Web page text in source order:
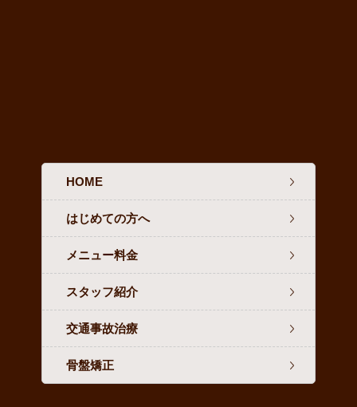
HOME
はじめての方へ
メニュー料金
スタッフ紹介
交通事故治療
骨盤矯正